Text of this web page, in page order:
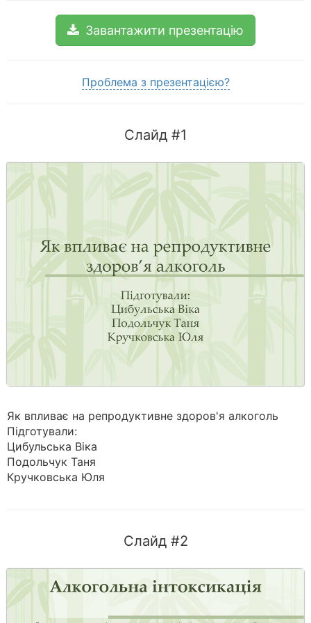
Завантажити презентацію
Проблема з презентацією?
Слайд #1
Як впливає на репродуктивне здоров'я алкоголь
Підготували:
Цибульська Віка
Подольчук Таня
Кручковська Юля
Слайд #2